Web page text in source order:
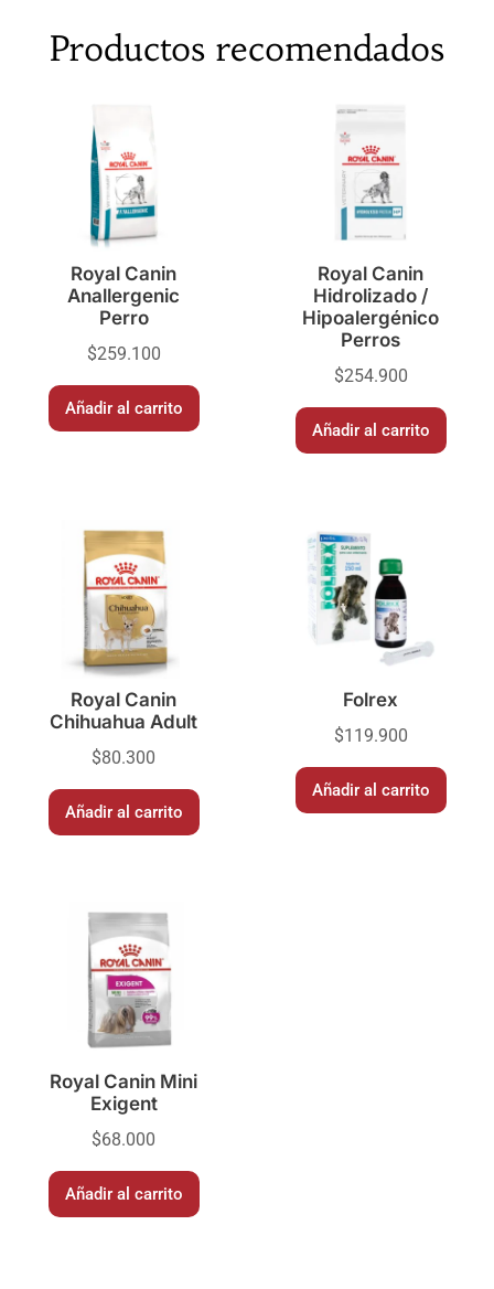
Productos recomendados
Royal Canin
Anallergenic
Perro
$259.100
Añadir al carrito
Royal Canin
Hidrolizado /
Hipoalergénico
Perros
$254.900
Añadir al carrito
Royal Canin
Chihuahua Adult
$80.300
Añadir al carrito
Folrex
$119.900
Añadir al carrito
Royal Canin Mini
Exigent
$68.000
Añadir al carrito